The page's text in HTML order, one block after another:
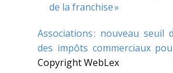
de la franchise »
Associations : nouveau seuil
des impôts commerciaux
Copyright WebLex